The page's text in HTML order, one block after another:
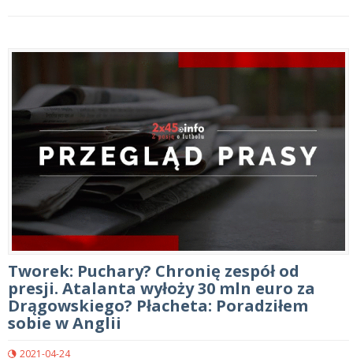
Tworek: Puchary? Chronię zespół od
presji. Atalanta wyłoży 30 mln euro za
Drągowskiego? Płacheta: Poradziłem
sobie w Anglii
2021-04-24